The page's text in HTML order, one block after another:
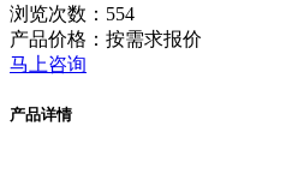
浏览次数：554
产品价格：按需求报价
马上咨询
产品详情